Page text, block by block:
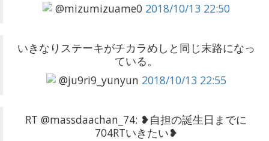
@mizumizuame0 2018/10/13 22:50
いきなりステーキがチカラめしと同じ末路になっ
ている。
@ju9ri9_yunyun 2018/10/13 22:55
RT @massdaachan_74: ❥自担の誕生日までに
704RTいきたい❥